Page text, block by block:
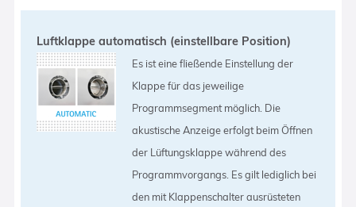
Luftklappe automatisch (einstellbare Position)
Es ist eine fließende Einstellung der
Klappe für das jeweilige
Programmsegment möglich. Die
akustische Anzeige erfolgt beim Öffnen
der Lüftungsklappe während des
Programmvorgangs. Es gilt lediglich bei
den mit Klappenschalter ausrüsteten